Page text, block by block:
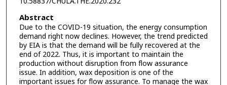
Abstract
Due to the COVID-19 situation, the energy consumption
demand right now declines. However, the trend predicted
by EIA is that the demand will be fully recovered at the
end of 2022. Thus, it is important to maintain the
production without disruption from flow assurance
issue. In addition, wax deposition is one of the
important issues for flow assurance. To manage the wax